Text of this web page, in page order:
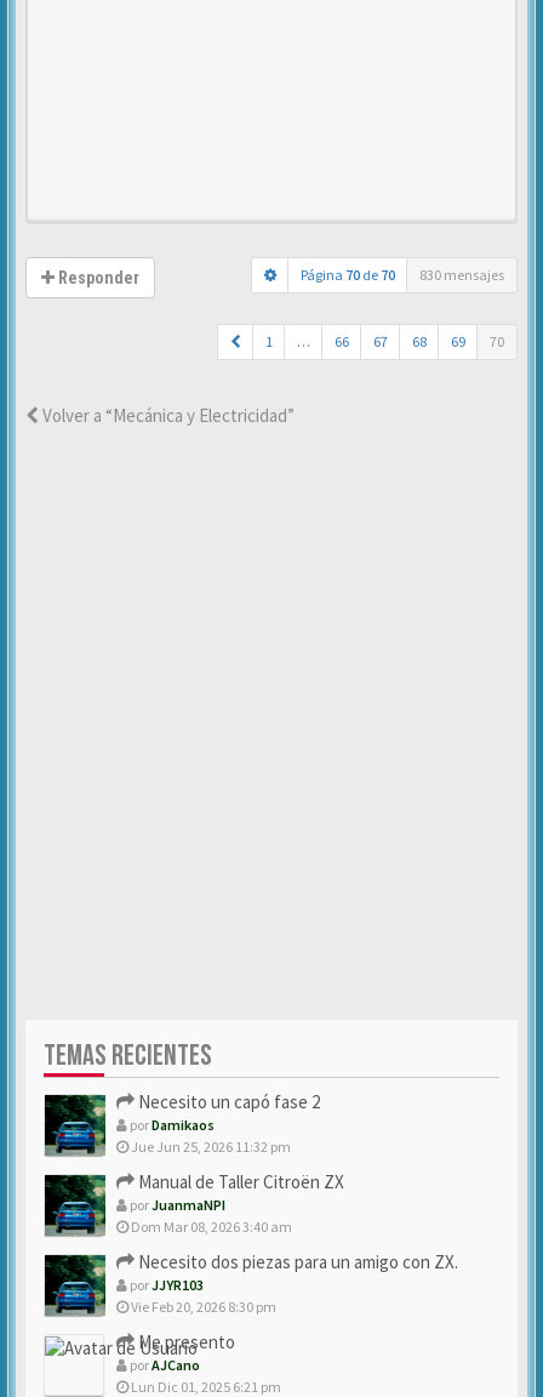
Responder Página 70 de 70 830 mensajes
1 … 66 67 68 69 70
Volver a “Mecánica y Electricidad”
TEMAS RECIENTES
Necesito un capó fase 2
porDamikaos
Jue Jun 25, 2026 11:32 pm
Manual de Taller Citroën ZX
porJuanmaNPI
Dom Mar 08, 2026 3:40 am
Necesito dos piezas para un amigo con ZX.
porJJYR103
Vie Feb 20, 2026 8:30 pm
Me presento
porAJCano
Lun Dic 01, 2025 6:21 pm